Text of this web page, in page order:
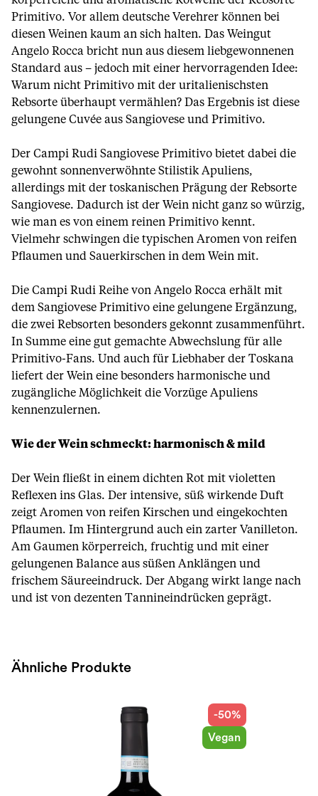
Primitivo. Vor allem deutsche Verehrer können bei
diesen Weinen kaum an sich halten. Das Weingut
Angelo Rocca bricht nun aus diesem liebgewonnenen
Standard aus – jedoch mit einer hervorragenden Idee:
Warum nicht Primitivo mit der uritalienischsten
Rebsorte überhaupt vermählen? Das Ergebnis ist diese
gelungene Cuvée aus Sangiovese und Primitivo.
Der Campi Rudi Sangiovese Primitivo bietet dabei die
gewohnt sonnenverwöhnte Stilistik Apuliens,
allerdings mit der toskanischen Prägung der Rebsorte
Sangiovese. Dadurch ist der Wein nicht ganz so würzig,
wie man es von einem reinen Primitivo kennt.
Vielmehr schwingen die typischen Aromen von reifen
Pflaumen und Sauerkirschen in dem Wein mit.
Die Campi Rudi Reihe von Angelo Rocca erhält mit
dem Sangiovese Primitivo eine gelungene Ergänzung,
die zwei Rebsorten besonders gekonnt zusammenführt.
In Summe eine gut gemachte Abwechslung für alle
Primitivo-Fans. Und auch für Liebhaber der Toskana
liefert der Wein eine besonders harmonische und
zugängliche Möglichkeit die Vorzüge Apuliens
kennenzulernen.
Wie der Wein schmeckt: harmonisch & mild
Der Wein fließt in einem dichten Rot mit violetten
Reflexen ins Glas. Der intensive, süß wirkende Duft
zeigt Aromen von reifen Kirschen und eingekochten
Pflaumen. Im Hintergrund auch ein zarter Vanilleton.
Am Gaumen körperreich, fruchtig und mit einer
gelungenen Balance aus süßen Anklängen und
frischem Säureeindruck. Der Abgang wirkt lange nach
und ist von dezenten Tannineindrücken geprägt.
Ähnliche Produkte
-50%
Vegan